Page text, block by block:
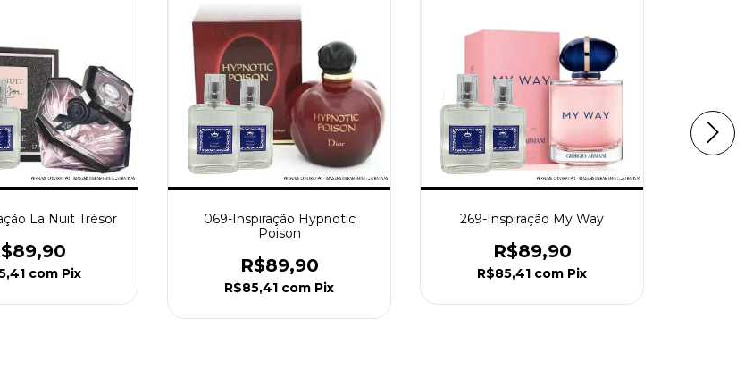
La Nuit Trésor
com Pix
069-Inspiração Hypnotic
Poison
R$89,90
R$85,41 com Pix
269-Inspiração My Way
R$89,90
R$85,41 com Pix